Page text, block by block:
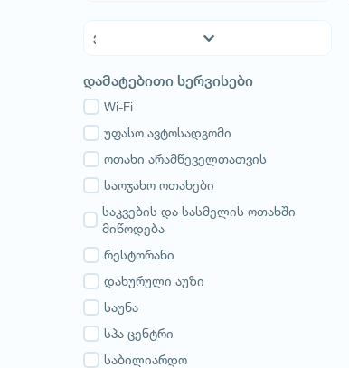
4* სასტუმროები
ჰოსტელები
საოჯახო სასტუმროები
აპარტამენტები
კოტეჯები
კახეთი
თბილისი
მცხეთა-მთიანეთი
შიდა ქართლი
სამცხე-ჯავახეთი
იმერეთი
გურია
სამეგრელო
სვანეთი
რაჭა-ლეჩხუმი
აჭარა
დამატებითი სერვისები
Wi-Fi
უფასო ავტოსადგომი
ოთახი არამწეველთათვის
საოჯახო ოთახები
საკვების და სასმელის ოთახში
მიწოდება
რესტორანი
დახურული აუზი
საუნა
სპა ცენტრი
საბილიარდო